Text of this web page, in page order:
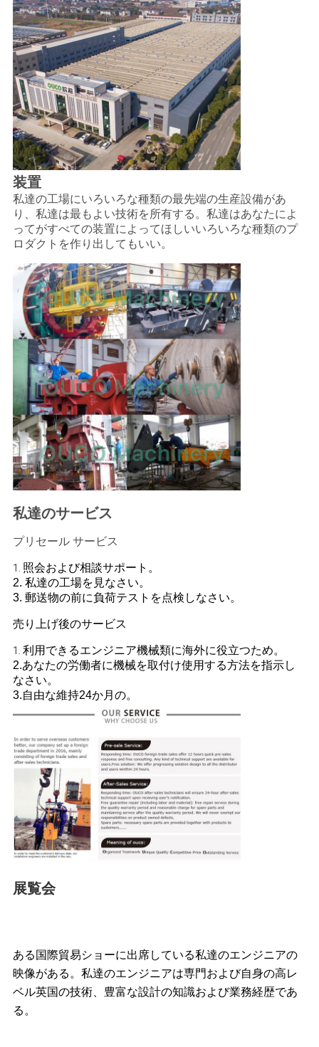
装置
私達の工場にいろいろな種類の最先端の生産設備があ
り、 私達は最もよい技術を所有する。私達はあなたによ
ってがすべての装置によってほしいいろいろな種類のプ
ロダクトを作り出してもいい。
私達のサービス
プリセール サービス
1. 照会および相談サポート。
2. 私達の工場を見なさい。
3. 郵送物の前に負荷テストを点検しなさい。
売り上げ後のサービス
1. 利用できるエンジニア機械類に海外に役立つため。
2.あなたの労働者に機械を取付け使用する方法を指示し
なさい。
3.自由な維持24か月の。
展覧会
ある国際貿易ショーに出席している私達のエンジニアの
映像がある。私達のエンジニアは専門および自身の高レ
ベル英国の技術、豊富な設計の知識および業務経歴であ
る。